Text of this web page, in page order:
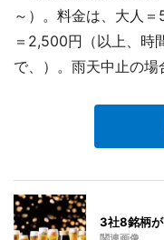
～）。料金は、大人
＝2,500円（以上、時
で、）。雨天中止の場
3社8銘柄